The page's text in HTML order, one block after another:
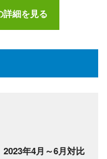
細を見る
年4月～6月対比